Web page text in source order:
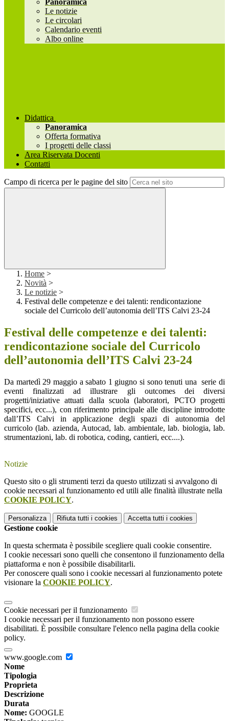
Panoramica
Le notizie
Le circolari
Calendario eventi
Albo online
Didattica
Panoramica
Offerta formativa
I progetti delle classi
Area Riservata Docenti
Contatti
Campo di ricerca per le pagine del sito
Home >
Novità >
Le notizie >
Festival delle competenze e dei talenti: rendicontazione
sociale del Curricolo dell’autonomia dell’ITS Calvi 23-24
Festival delle competenze e dei talenti:
rendicontazione sociale del Curricolo
dell’autonomia dell’ITS Calvi 23-24
Da martedì 29 maggio a sabato 1 giugno si sono tenuti una serie di
eventi finalizzati ad illustrare gli outcomes dei diversi
progetti/iniziative attuati dalla scuola (laboratori, PCTO progetti
specifici, ecc...), con riferimento principale alle discipline introdotte
dall’ITS Calvi in applicazione degli spazi di autonomia del
curricolo (lab. azienda, Autocad, lab. ambientale, lab. biologia, lab.
strumentazioni, lab. di robotica, coding, cantieri, ecc....).
Notizie
Questo sito o gli strumenti terzi da questo utilizzati si avvalgono di
cookie necessari al funzionamento ed utili alle finalità illustrate nella
COOKIE POLICY.
Personalizza Rifiuta tutti i cookies Accetta tutti i cookies
Gestione cookie
In questa schermata è possibile scegliere quali cookie consentire.
I cookie necessari sono quelli che consentono il funzionamento della
piattaforma e non è possibile disabilitarli.
Per conoscere quali sono i cookie necessari al funzionamento potete
visionare la COOKIE POLICY.
Cookie necessari per il funzionamento
I cookie necessari per il funzionamento non possono essere
disabilitati. È possibile consultare l'elenco nella pagina della cookie
policy.
www.google.com
Nome
Tipologia
Proprieta
Descrizione
Durata
Nome: GOOGLE